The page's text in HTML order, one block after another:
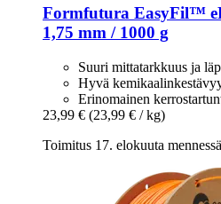
Formfutura EasyFil™
1,75 mm / 1000 g
Suuri mittatarkkuus ja
Hyvä
Erinomainen
23,99 € (23,99 € / kg)
Toimitus 17. elokuuta mennessä